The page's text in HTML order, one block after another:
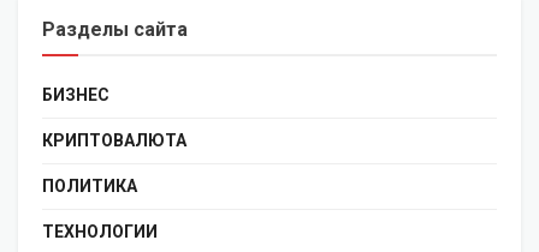
Разделы сайта
БИЗНЕС
КРИПТОВАЛЮТА
ПОЛИТИКА
ТЕХНОЛОГИИ